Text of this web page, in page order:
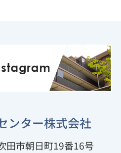
ンター株式会社
田市朝日町19番16号